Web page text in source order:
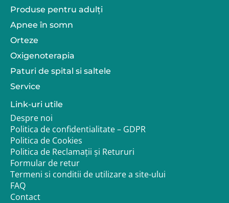
Termen de livrare:
stoc
3–5 saptamani pentru produsele disponibile la
comanda
Un reprezentant Adapt.ro te poate ajuta sa alegi
accesoriile potrivite pentru configuratia completa a
caruciorului.
Produse pentru adulţi
Apnee în somn
Orteze
Oxigenoterapia
Paturi de spital si saltele
Service
Link-uri utile
Despre noi
Politica de confidentialitate – GDPR
Politica de Cookies
Politica de Reclamații și Retururi
Formular de retur
Termeni si conditii de utilizare a site-ului
FAQ
Contact